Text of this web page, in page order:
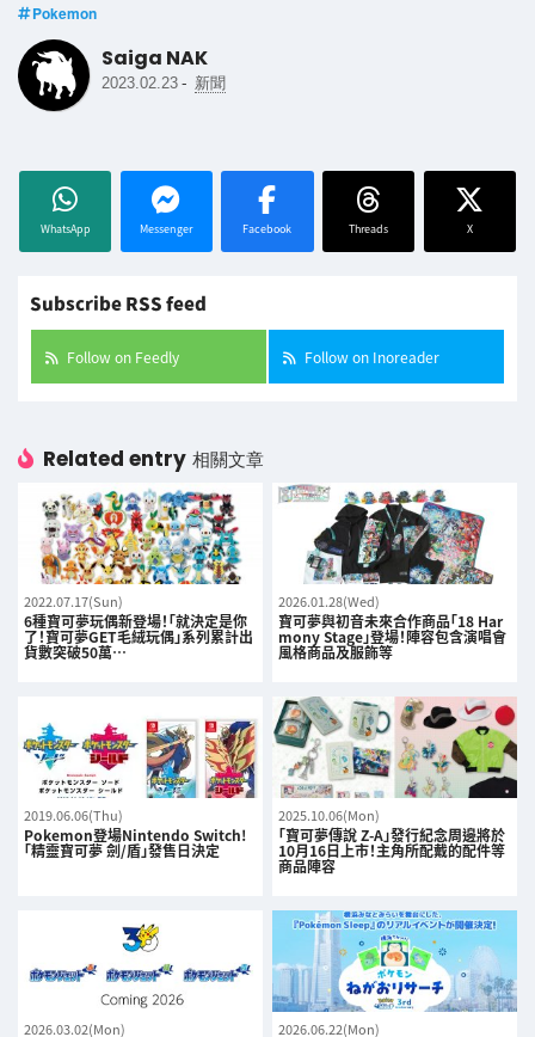
Pokemon
Saiga NAK
2023.02.23 - 新聞
WhatsApp Messenger Facebook Threads X
Subscribe RSS feed
Follow on Feedly Follow on Inoreader
Related entry 相關文章
2022.07.17(Sun)
6種寶可夢玩偶新登場！「就決定是你
了！寶可夢GET毛絨玩偶」系列累計出
貨數突破50萬…
2026.01.28(Wed)
寶可夢與初音未來合作商品「18 Har
mony Stage」登場！陣容包含演唱會
風格商品及服飾等
2019.06.06(Thu)
Pokemon登場Nintendo Switch!
「精靈寶可夢 劍/盾」發售日決定
2025.10.06(Mon)
「寶可夢傳說 Z-A」發行紀念周邊將於
10月16日上市！主角所配戴的配件等
商品陣容
2026.03.02(Mon) 2026.06.22(Mon)